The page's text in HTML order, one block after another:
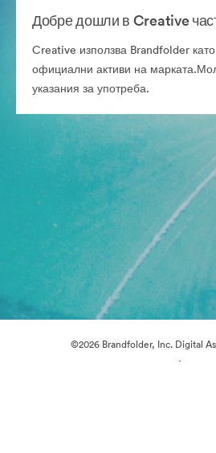
Добре дошли в Creative
Creative използва Brandfolder като
официални активи на
указания за употреба.
©2026 Brandfolder, Inc. Digital
·